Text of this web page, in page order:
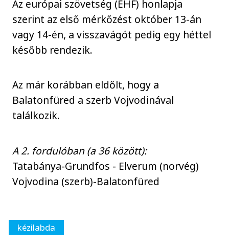
Az európai szövetség (EHF) honlapja
szerint az első mérkőzést október 13-án
vagy 14-én, a visszavágót pedig egy héttel
később rendezik.
Az már korábban eldőlt, hogy a
Balatonfüred a szerb Vojvodinával
találkozik.
A 2. fordulóban (a 36 között):
Tatabánya-Grundfos - Elverum (norvég)
Vojvodina (szerb)-Balatonfüred
kézilabda